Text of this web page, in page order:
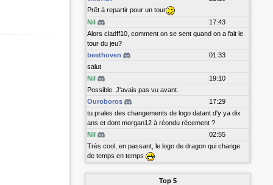
Prêt à repartir pour un tour
Nil
17:43
Alors cladff10, comment on se sent quand on a fait le
tour du jeu?
beethoven
01:33
salut
Nil
19:10
Possible. J'avais pas vu avant.
Ouroboros
17:29
tu prales des changements de logo datant d'y ya dix
ans et dont morgan12 à réondu récement ?
Nil
02:55
Très cool, en passant, le logo de dragon qui change
de temps en temps
Top 5